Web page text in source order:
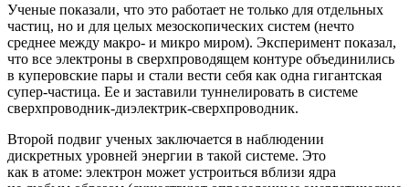
Ученые показали, что это работает не только для отдельных
частиц, но и для целых мезоскопических систем (нечто
среднее между макро‑ и микро миром). Эксперимент показал,
что все электроны в сверхпроводящем контуре объединились
в куперовские пары и стали вести себя как одна гигантская
супер‑частица. Ее и заставили туннелировать в системе
сверхпроводник‑диэлектрик‑сверхпроводник.
Второй подвиг ученых заключается в наблюдении
дискретных уровней энергии в такой системе. Это
как в атоме: электрон может устроиться вблизи ядра